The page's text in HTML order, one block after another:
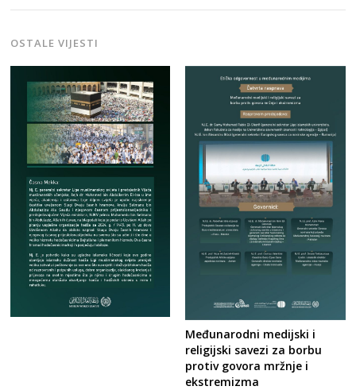
OSTALE VIJESTI
Međunarodni medijski i
religijski savezi za borbu
protiv govora mržnje i
ekstremizma